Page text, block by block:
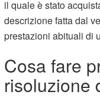
il quale è stato
descrizione fatta dal
prestazioni abituali di
Cosa fare
risoluzione